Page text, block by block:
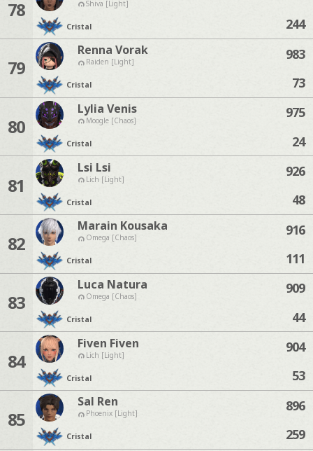
78 Shiva [Light]
Cristal
244
79
Renna Vorak
Raiden [Light]
Cristal
983
73
80
Lylia Venis
Moogle [Chaos]
Cristal
975
24
81
Lsi Lsi
Lich [Light]
Cristal
926
48
82
Marain Kousaka
Omega [Chaos]
Cristal
916
111
83
Luca Natura
Omega [Chaos]
Cristal
909
44
84
Fiven Fiven
Lich [Light]
Cristal
904
53
85
Sal Ren
Phoenix [Light]
Cristal
896
259